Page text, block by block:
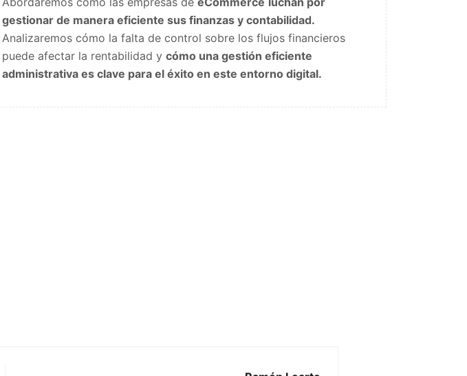
gestionar de manera eficiente sus finanzas y contabilidad.
Analizaremos cómo la falta de control sobre los flujos financieros
puede afectar la rentabilidad ycómo una gestión eficiente
administrativa es clave para el éxito en este entorno digital.